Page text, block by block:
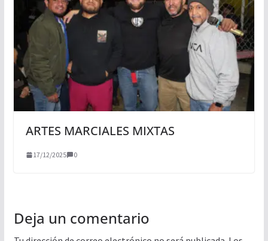
ARTES MARCIALES MIXTAS
17/12/2025 0
Deja un comentario